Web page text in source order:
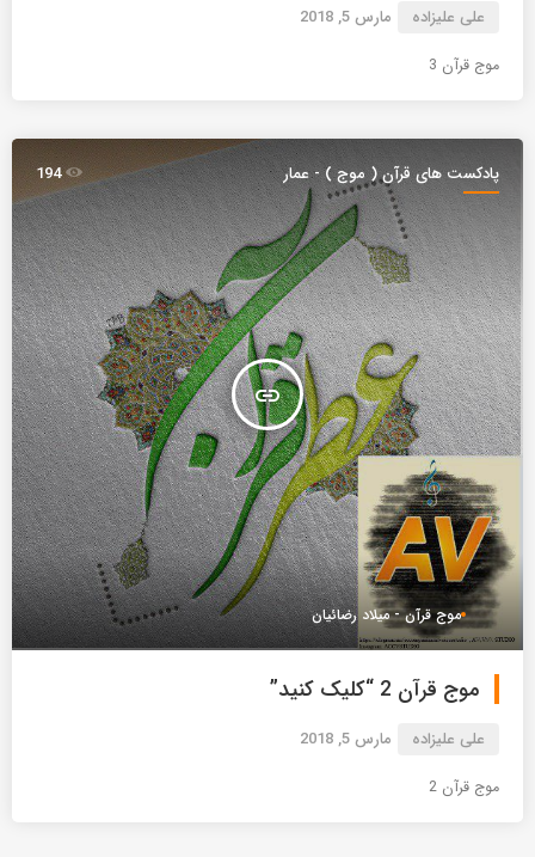
علی علیزاده مارس 5, 2018
موج قرآن 3
پادکست های قرآن ( موج ) - عمار
insert_link
194
موج قرآن - میلاد رضائیان
موج قرآن 2 “کلیک کنید”
علی علیزاده مارس 5, 2018
موج قرآن 2